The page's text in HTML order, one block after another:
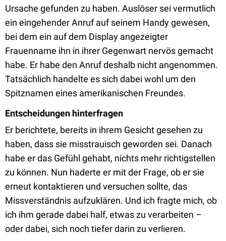
Ursache gefunden zu haben. Auslöser sei vermutlich
ein eingehender Anruf auf seinem Handy gewesen,
bei dem ein auf dem Display angezeigter
Frauenname ihn in ihrer Gegenwart nervös gemacht
habe. Er habe den Anruf deshalb nicht angenommen.
Tatsächlich handelte es sich dabei wohl um den
Spitznamen eines amerikanischen Freundes.
Entscheidungen hinterfragen
Er berichtete, bereits in ihrem Gesicht gesehen zu
haben, dass sie misstrauisch geworden sei. Danach
habe er das Gefühl gehabt, nichts mehr richtigstellen
zu können. Nun haderte er mit der Frage, ob er sie
erneut kontaktieren und versuchen sollte, das
Missverständnis aufzuklären. Und ich fragte mich, ob
ich ihm gerade dabei half, etwas zu verarbeiten –
oder dabei, sich noch tiefer darin zu verlieren.